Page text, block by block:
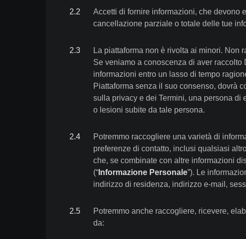
2.2
Accetti di fornire informazioni, che devono
cancellazione parziale o totale delle tue
2.3
La piattaforma non è rivolta ai minori. Non
Se veniamo a conoscenza di aver
informazioni entro un lasso di tempo
Piattaforma senza il suo consenso, dovrà
sulla privacy e dei Termini, una persona
o lesioni subite da tale persona.
2.4
Potremmo raccogliere una varietà di
preferenze di contatto, inclusi qualsiasi
che, se combinate con altre informazioni
(“ Informazione Personale”). Le
indirizzo di residenza, indirizzo e-mail,
2.5
Potremmo anche raccogliere, ricevere,
da: